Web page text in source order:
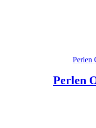
Perlen
Perlen